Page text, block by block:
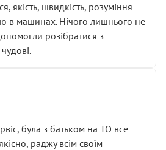
якість, швидкість, розуміння
в машинах. Нічого лишнього не
розібратися з
була з батьком на ТО все
раджу всім своїм